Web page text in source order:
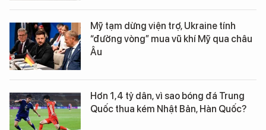
Mỹ tạm dừng viện trợ, Ukraine tính
“đường vòng” mua vũ khí Mỹ qua châu
Âu
Hơn 1,4 tỷ dân, vì sao bóng đá Trung
Quốc thua kém Nhật Bản, Hàn Quốc?